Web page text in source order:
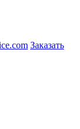
Заказать